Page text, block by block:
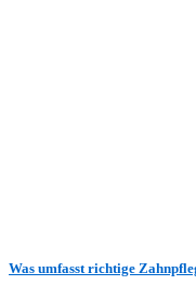
Was umfasst richtige